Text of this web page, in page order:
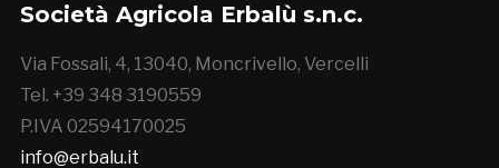
Società Agricola Erbalù s.n.c.
Via Fossali, 4, 13040, Moncrivello, Vercelli
Tel. +39 348 3190559
P.IVA 02594170025
info@erbalu.it